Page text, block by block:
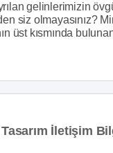
gelinlerimizin
siz olmayasınız?
üst kısmında
İletişim